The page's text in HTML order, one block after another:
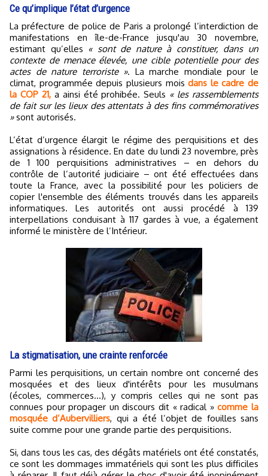
Ce qu’implique l’état d’urgence
La préfecture de police de Paris a prolongé l’interdiction de
manifestations en île-de-France jusqu'au 30 novembre,
estimant qu’elles « sont de nature à constituer, dans un
contexte de menace élevée, une cible potentielle pour des
actes de nature terroriste ». La marche mondiale pour le
climat, programmée depuis plusieurs moisdans le cadre de
la COP 21,a ainsi été prohibée. Seuls « les rassemblements
de fait sur les lieux des attentats à des fins commémoratives
»sont autorisés.
L’état d’urgence élargit le régime des perquisitions et des
assignations à résidence. En date du lundi 23 novembre, près
de 1 100 perquisitions administratives – en dehors du
contrôle de l’autorité judiciaire – ont été effectuées dans
toute la France, avec la possibilité pour les policiers de
copier l'ensemble des éléments trouvés dans les appareils
informatiques. Les autorités ont aussi procédé à 139
interpellations conduisant à 117 gardes à vue, a également
informé le ministère de l’Intérieur.
La stigmatisation, une crainte renforcée
Parmi les perquisitions, un certain nombre ont concerné des
mosquées et des lieux d'intérêts pour les musulmans
(écoles, commerces...), y compris celles qui ne sont pas
connues pour propager un discours dit « radical »comme la
mosquée d’Aubervilliers, qui a été l’objet de fouilles sans
suite comme pour une grande partie des perquisitions.
Si, dans tous les cas, des dégâts matériels ont été constatés,
ce sont les dommages immatériels qui sont les plus difficiles